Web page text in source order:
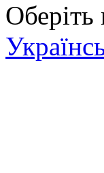
Оберіть